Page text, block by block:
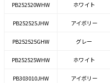
PB252520WHW ホワイト
PB252525JHW アイボリー
PB252525GHW グレー
PB252525WHW ホワイト
PB303010JHW アイボリー